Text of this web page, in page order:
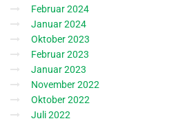
Februar 2024
Januar 2024
Oktober 2023
Februar 2023
Januar 2023
November 2022
Oktober 2022
Juli 2022